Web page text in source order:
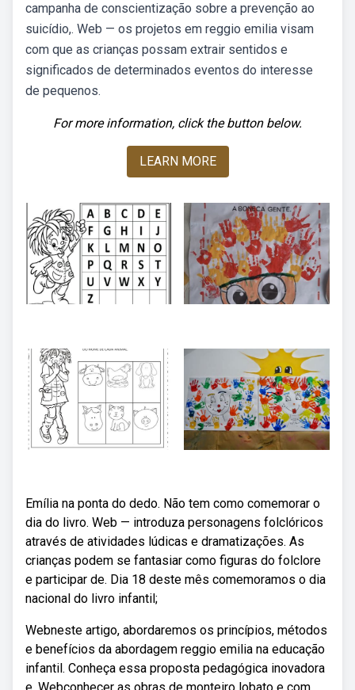
campanha de conscientização sobre a prevenção ao
suicídio,. Web — os projetos em reggio emilia visam
com que as crianças possam extrair sentidos e
significados de determinados eventos do interesse
de pequenos.
For more information, click the button below.
LEARN MORE
Emília na ponta do dedo. Não tem como comemorar o
dia do livro. Web — introduza personagens folclóricos
através de atividades lúdicas e dramatizações. As
crianças podem se fantasiar como figuras do folclore
e participar de. Dia 18 deste mês comemoramos o dia
nacional do livro infantil;
Webneste artigo, abordaremos os princípios, métodos
e benefícios da abordagem reggio emilia na educação
infantil. Conheça essa proposta pedagógica inovadora